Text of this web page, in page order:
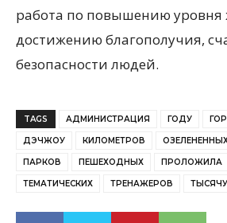
работа по повышению
достижению благополучия,
безопасности людей.
TAGS АДМИНИСТРАЦИЯ ГОДУ
ДЭЧЖОУ КИЛОМЕТРОВ
ПАРКОВ ПЕШЕХОДНЫХ ПРОЛОЖИЛА
ТЕМАТИЧЕСКИХ ТРЕНАЖЕРОВ ТЫСЯЧУ